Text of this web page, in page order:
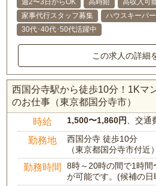
週2〜3日からOK 高時給 高収入可
家事代行スタッフ募集
ハウスキーパ
30代･40代･50代活躍中
この求人の詳細
西国分寺駅から徒歩10分！1Kマ
のお仕事（東京都国分寺市）
時給 1,500〜1,860円、交通
勤務地
西国分寺 徒歩10分
（東京都国分寺市付近）
勤務時間
8時～20時の間で1時間
が可能です。(候補の日